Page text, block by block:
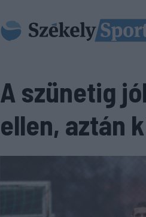
A szünetig
ellen, aztán